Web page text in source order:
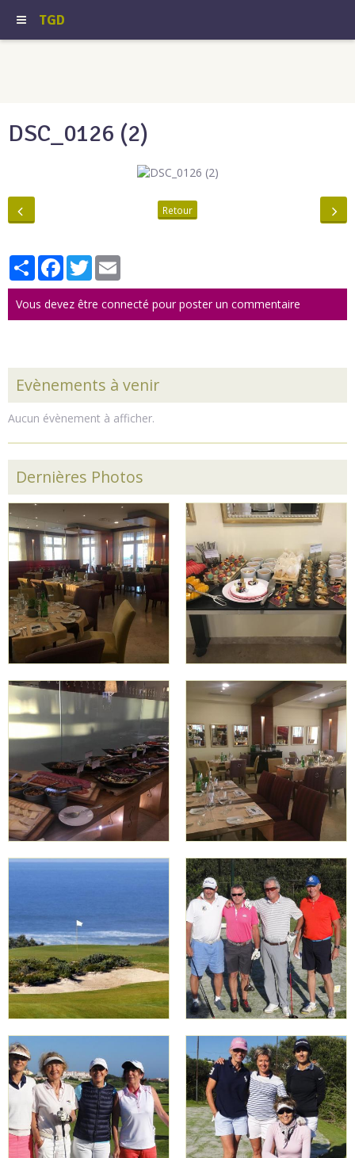
TGD
DSC_0126 (2)
Retour
PartagerFacebook
Twitter
Vous devez être connecté pour poster un commentaire
Evènements à venir
Aucun évènement à afficher.
Dernières Photos